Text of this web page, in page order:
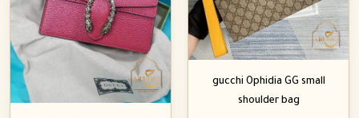
gucchi Ophidia GG small
shoulder bag